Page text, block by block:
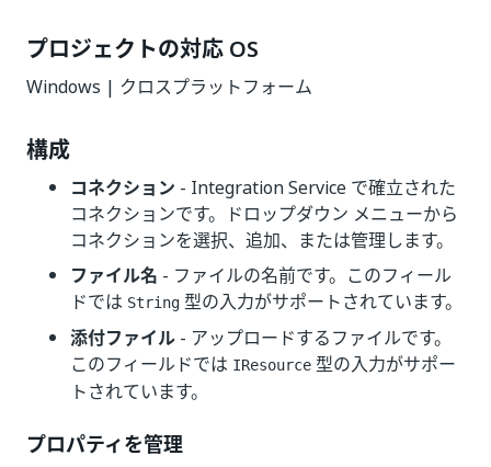
プロジェクトの対応 OS
Windows | クロスプラットフォーム
構成
コネクション - Integration Service で確立された
コネクションです。ドロップダウン メニューから
コネクションを選択、追加、または管理します。
ファイル名 - ファイルの名前です。このフィール
ドでは String 型の入力がサポートされています。
添付ファイル - アップロードするファイルです。
このフィールドでは IResource 型の入力がサポー
トされています。
プロパティを管理